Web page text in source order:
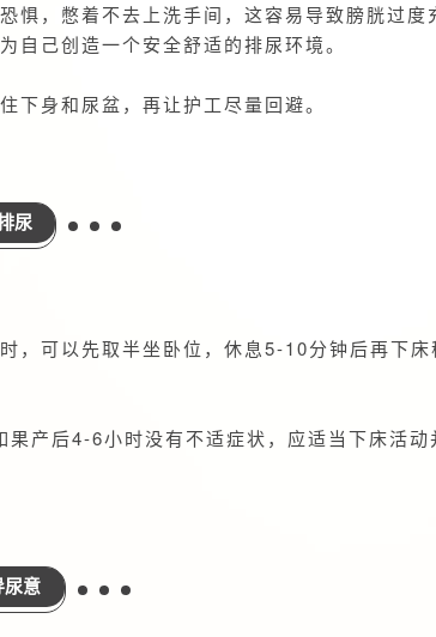
惧，憋着不去上洗手间，这容易导致膀胱过度
自己创造一个安全舒适的排尿环境。
下身和尿盆，再让护工尽量回避。
尿
，可以先取半坐卧位，休息5-10分钟后再下床
产后4-6小时没有不适症状，应适当下床活动
尿意